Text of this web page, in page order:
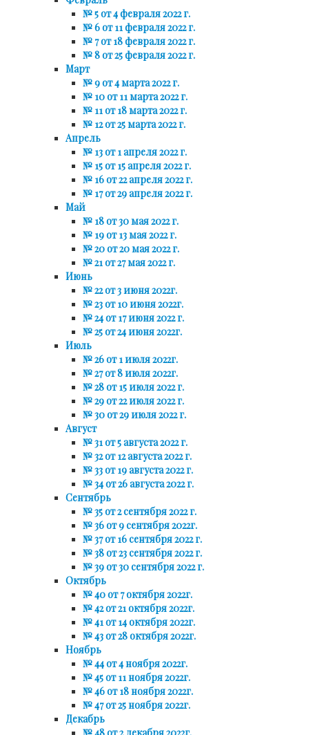
№ 5 от 4 февраля 2022 г.
№ 6 от 11 февраля 2022 г.
№ 7 от 18 февраля 2022 г.
№ 8 от 25 февраля 2022 г.
Март
№ 9 от 4 марта 2022 г.
№ 10 от 11 марта 2022 г.
№ 11 от 18 марта 2022 г.
№ 12 от 25 марта 2022 г.
Апрель
№ 13 от 1 апреля 2022 г.
№ 15 от 15 апреля 2022 г.
№ 16 от 22 апреля 2022 г.
№ 17 от 29 апреля 2022 г.
Май
№ 18 от 30 мая 2022 г.
№ 19 от 13 мая 2022 г.
№ 20 от 20 мая 2022 г.
№ 21 от 27 мая 2022 г.
Июнь
№ 22 от 3 июня 2022г.
№ 23 от 10 июня 2022г.
№ 24 от 17 июня 2022 г.
№ 25 от 24 июня 2022г.
Июль
№ 26 от 1 июля 2022г.
№ 27 от 8 июля 2022г.
№ 28 от 15 июля 2022 г.
№ 29 от 22 июля 2022 г.
№ 30 от 29 июля 2022 г.
Август
№ 31 от 5 августа 2022 г.
№ 32 от 12 августа 2022 г.
№ 33 от 19 августа 2022 г.
№ 34 от 26 августа 2022 г.
Сентябрь
№ 35 от 2 сентября 2022 г.
№ 36 от 9 сентября 2022г.
№ 37 от 16 сентября 2022 г.
№ 38 от 23 сентября 2022 г.
№ 39 от 30 сентября 2022 г.
Октябрь
№ 40 от 7 октября 2022г.
№ 42 от 21 октября 2022г.
№ 41 от 14 октября 2022г.
№ 43 от 28 октября 2022г.
Ноябрь
№ 44 от 4 ноября 2022г.
№ 45 от 11 ноября 2022г.
№ 46 от 18 ноября 2022г.
№ 47 от 25 ноября 2022г.
Декабрь